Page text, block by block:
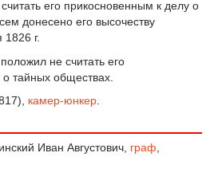
его прикосновенным к делу о
донесено его высочеству
г.
не считать его
тайных обществах.
камер-юнкер.
Иван Августович, граф